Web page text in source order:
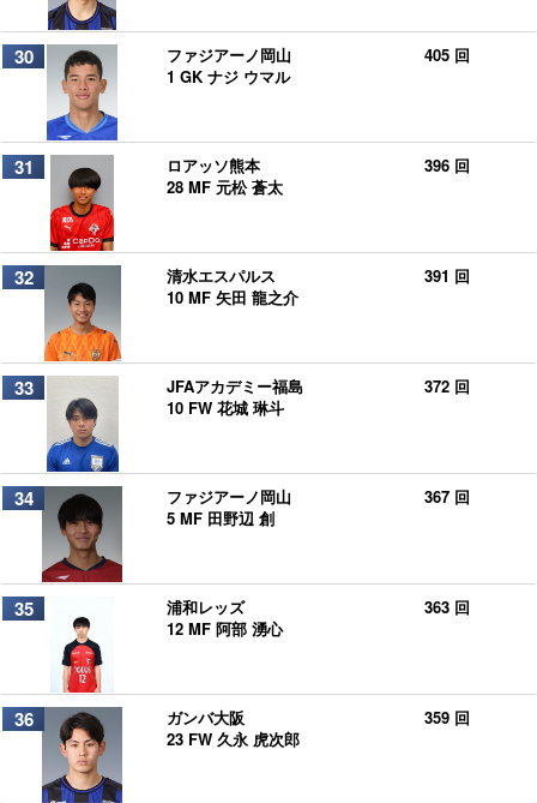
30
ファジアーノ岡山
1 GK ナジ ウマル
405 回
31
ロアッソ熊本
28 MF 元松 蒼太
396 回
32
清水エスパルス
10 MF 矢田 龍之介
391 回
33
JFAアカデミー福島
10 FW 花城 琳斗
372 回
34
ファジアーノ岡山
5 MF 田野辺 創
367 回
35
浦和レッズ
12 MF 阿部 湧心
363 回
36
ガンバ大阪
23 FW 久永 虎次郎
359 回